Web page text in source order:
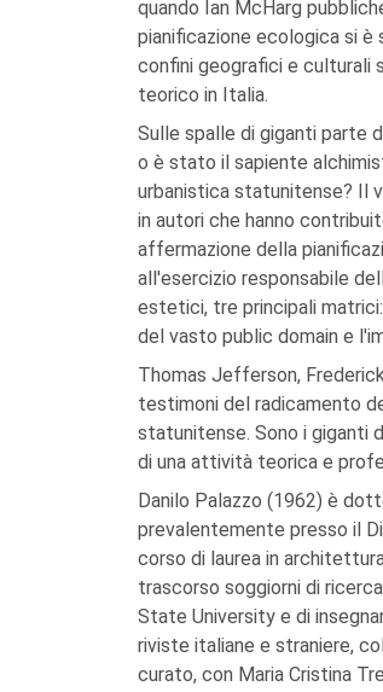
quando Ian McHarg
pianificazione ecologica si
confini geografici e culturali
teorico in Italia.
Sulle spalle di giganti parte
o è stato il sapiente
urbanistica statunitense? Il
in autori che hanno
affermazione della
all'esercizio responsabile
estetici, tre principali
del vasto public domain e
Thomas Jefferson,
testimoni del radicamento
statunitense. Sono i giganti
di una attività teorica e
Danilo Palazzo (1962) è
prevalentemente presso il
corso di laurea in
trascorso soggiorni di
State University e di
riviste italiane e straniere,
curato, con Maria Cristina